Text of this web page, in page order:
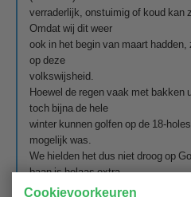
Cookievoorkeuren
verraderlijk, onstuimig of koud kan
Omdat wij dit weer
ook in het begin van maart
op deze
volkswijsheid.
Hoewel de regen vaak met bakken
toch bijna de hele
winter kunnen golfen op de 18-
mogelijk was.
We hielden het dus niet droog op
baan is helaas extra
gevoelig voor grote hoeveelheden